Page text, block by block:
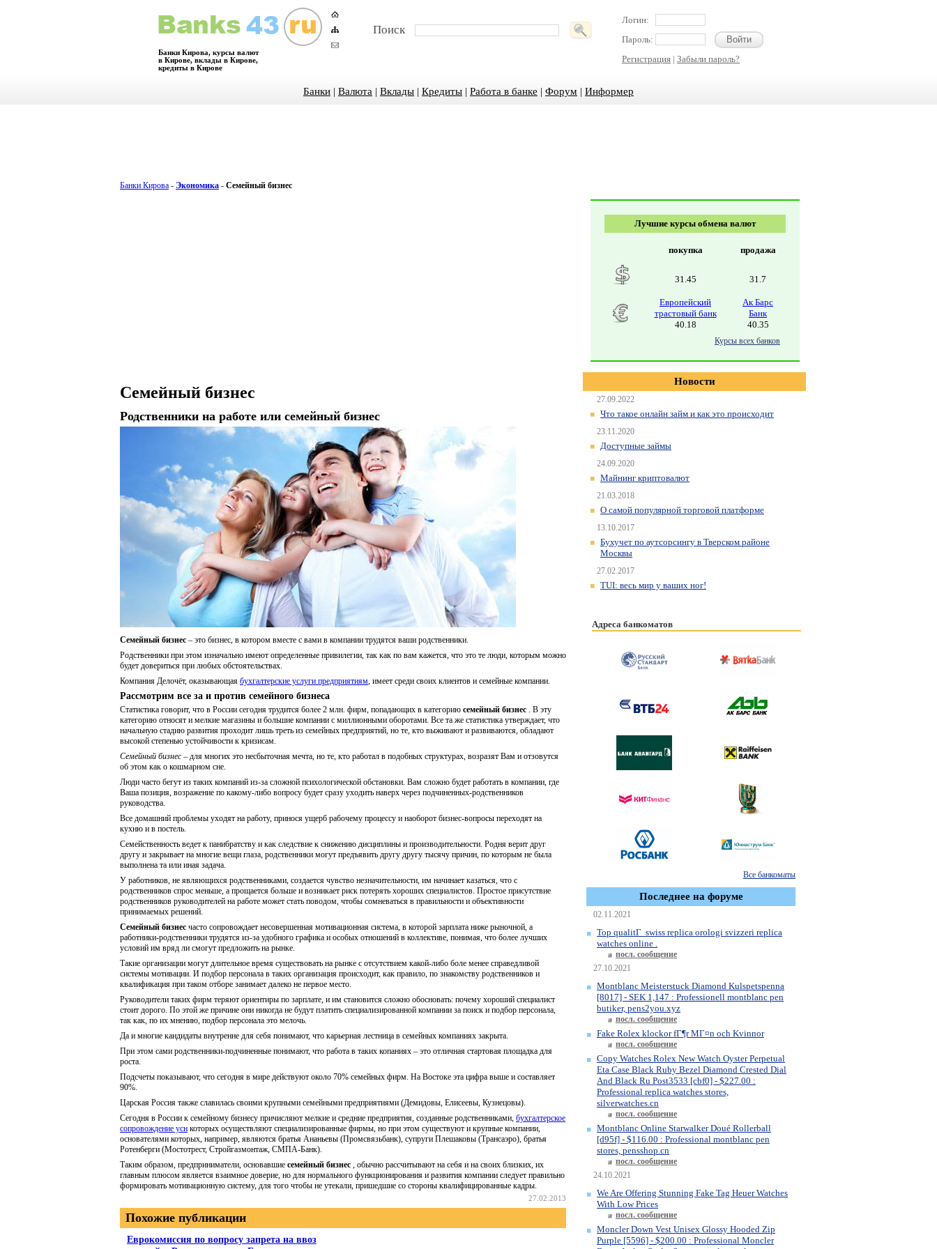
Банки Кирова, курсы валют
в Кирове, вклады в Кирове,
кредиты в Кирове
Поиск
Логин:
Пароль:
Регистрация | Забыли пароль?
Банки | Валюта | Вклады | Кредиты | Работа в банке | Форум | Информер
Банки Кирова - Экономика - Семейный бизнес
Семейный бизнес
Родственники на работе или семейный бизнес
Семейный бизнес – это бизнес, в котором вместе с вами в компании трудятся ваши родственники.
Родственники при этом изначально имеют определенные привилегии, так как по вам кажется, что это те люди, которым можно
будет довериться при любых обстоятельствах.
Компания Делочёт, оказывающая бухгалтерские услуги предприятиям, имеет среди своих клиентов и семейные компании.
Рассмотрим все за и против семейного бизнеса
Статистика говорит, что в России сегодня трудится более 2 млн. фирм, попадающих в категорию семейный бизнес . В эту
категорию относят и мелкие магазины и большие компании с миллионными оборотами. Все та же статистика утверждает, что
начальную стадию развития проходит лишь треть из семейных предприятий, но те, кто выживают и развиваются, обладают
высокой степенью устойчивости к кризисам.
Семейный бизнес– для многих это несбыточная мечта, но те, кто работал в подобных структурах, возразят Вам и отзовутся
об этом как о кошмарном сне.
Люди часто бегут из таких компаний из-за сложной психологической обстановки. Вам сложно будет работать в компании, где
Ваша позиция, возражение по какому-либо вопросу будет сразу уходить наверх через подчиненных-родственников
руководства.
Все домашний проблемы уходят на работу, принося ущерб рабочему процессу и наоборот бизнес-вопросы переходят на
кухню и в постель.
Семейственность ведет к панибратству и как следствие к снижению дисциплины и производительности. Родня верит друг
другу и закрывает на многие вещи глаза, родственники могут предъявить другу другу тысячу причин, по которым не была
выполнена та или иная задача.
У работников, не являющихся родственниками, создается чувство незначительности, им начинает казаться, что с
родственников спрос меньше, а прощается больше и возникает риск потерять хороших специалистов. Простое присутствие
родственников руководителей на работе может стать поводом, чтобы сомневаться в правильности и объективности
принимаемых решений.
Семейный бизнес часто сопровождает несовершенная мотивационная система, в которой зарплата ниже рыночной, а
работники-родственники трудятся из-за удобного графика и особых отношений в коллективе, понимая, что более лучших
условий им вряд ли смогут предложить на рынке.
Такие организации могут длительное время существовать на рынке с отсутствием какой-либо боле менее справедливой
системы мотивации. И подбор персонала в таких организация происходит, как правило, по знакомству родственников и
квалификация при таком отборе занимает далеко не первое место.
Руководители таких фирм теряют ориентиры по зарплате, и им становится сложно обосновать: почему хороший специалист
стоит дорого. По этой же причине они никогда не будут платить специализированной компании за поиск и подбор персонала,
так как, по их мнению, подбор персонала это мелочь.
Да и многие кандидаты внутренне для себя понимают, что карьерная лестница в семейных компаниях закрыта.
При этом сами родственники-подчиненные понимают, что работа в таких копаниях – это отличная стартовая площадка для
роста.
Подсчеты показывают, что сегодня в мире действуют около 70% семейных фирм. На Востоке эта цифра выше и составляет
90%.
Царская Россия также славилась своими крупными семейными предприятиями (Демидовы, Елисеевы, Кузнецовы).
Сегодня в России к семейному бизнесу причисляют мелкие и средние предприятия, созданные родственниками, бухгалтерское
сопровождение усн которых осуществляют специализированные фирмы, но при этом существуют и крупные компании,
основателями которых, например, являются братья Ананьевы (Промсвязьбанк), супруги Плешаковы (Трансаэро), братья
Ротенберги (Мостотрест, Стройгазмонтаж, СМПА-Банк).
Таким образом, предприниматели, основавшие семейный бизнес , обычно рассчитывают на себя и на своих близких, их
главным плюсом является взаимное доверие, но для нормального функционирования и развития компании следует правильно
формировать мотивационную систему, для того чтобы не утекали, пришедшие со стороны квалифицированные кадры.
27.02.2013
Похожие публикации
Еврокомиссия по вопросу запрета на ввоз
Лучшие курсы обмена валют
покупка продажа
31.45 31.7
Европейский
трастовый банк
40.18
Ак Барс
Банк
40.35
Курсы всех банков
Новости
27.09.2022
Что такое онлайн займ и как это происходит
23.11.2020
Доступные займы
24.09.2020
Майнинг криптовалют
21.03.2018
О самой популярной торговой платформе
13.10.2017
Бухучет по аутсорсингу в Тверском районе
Москвы
27.02.2017
TUI: весь мир у ваших ног!
Адреса банкоматов
Все банкоматы
Последнее на форуме
02.11.2021
Top qualitГ swiss replica orologi svizzeri replica
watches online .
посл. сообщение
27.10.2021
Montblanc Meisterstuck Diamond Kulspetspenna
[8017] - SEK 1,147 : Professionell montblanc pen
butiker, pens2you.xyz
посл. сообщение
Fake Rolex klockor fГ¶r MГ¤n och Kvinnor
посл. сообщение
Copy Watches Rolex New Watch Oyster Perpetual
Eta Case Black Ruby Bezel Diamond Crested Dial
And Black Ru Post3533 [cbf0] - $227.00 :
Professional replica watches stores,
silverwatches.cn
посл. сообщение
Montblanc Online Starwalker Doué Rollerball
[d95f] - $116.00 : Professional montblanc pen
stores, pensshop.cn
посл. сообщение
24.10.2021
We Are Offering Stunning Fake Tag Heuer Watches
With Low Prices
посл. сообщение
Moncler Down Vest Unisex Glossy Hooded Zip
Purple [5596] - $200.00 : Professional Moncler